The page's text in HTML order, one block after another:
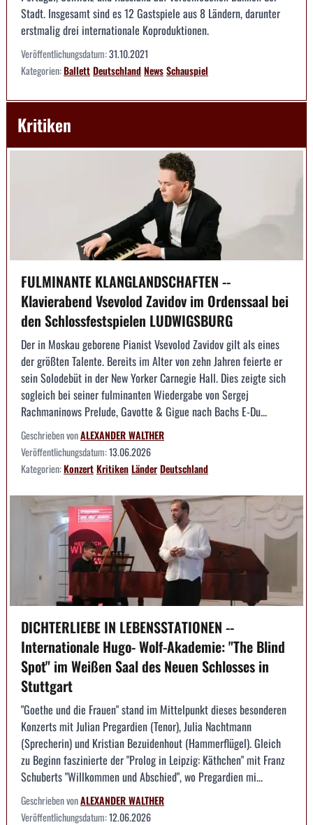
Stadt. Insgesamt sind es 12 Gastspiele aus 8 Ländern, darunter
erstmalig drei internationale Koproduktionen.
Veröffentlichungsdatum:31.10.2021
Kategorien:BallettDeutschlandNewsSchauspiel
Kritiken
FULMINANTE KLANGLANDSCHAFTEN --
Klavierabend Vsevolod Zavidov im Ordenssaal bei
den Schlossfestspielen LUDWIGSBURG
Der in Moskau geborene Pianist Vsevolod Zavidov gilt als eines
der größten Talente. Bereits im Alter von zehn Jahren feierte er
sein Solodebüt in der New Yorker Carnegie Hall. Dies zeigte sich
sogleich bei seiner fulminanten Wiedergabe von Sergej
Rachmaninows Prelude, Gavotte & Gigue nach Bachs E-Du...
Geschrieben vonALEXANDER WALTHER
Veröffentlichungsdatum:13.06.2026
Kategorien:KonzertKritikenLänderDeutschland
DICHTERLIEBE IN LEBENSSTATIONEN --
Internationale Hugo- Wolf-Akademie: "The Blind
Spot" im Weißen Saal des Neuen Schlosses in
Stuttgart
"Goethe und die Frauen" stand im Mittelpunkt dieses besonderen
Konzerts mit Julian Pregardien (Tenor), Julia Nachtmann
(Sprecherin) und Kristian Bezuidenhout (Hammerflügel). Gleich
zu Beginn faszinierte der "Prolog in Leipzig: Käthchen" mit Franz
Schuberts "Willkommen und Abschied", wo Pregardien mi...
Geschrieben vonALEXANDER WALTHER
Veröffentlichungsdatum:12.06.2026